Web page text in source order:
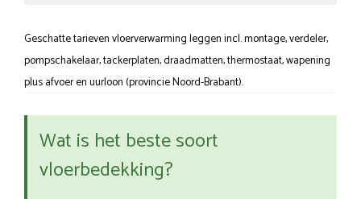
Geschatte tarieven vloerverwarming leggen incl. montage, verdeler,
pompschakelaar, tackerplaten, draadmatten, thermostaat, wapening
plus afvoer en uurloon (provincie Noord-Brabant).
Wat is het beste soort
vloerbedekking?